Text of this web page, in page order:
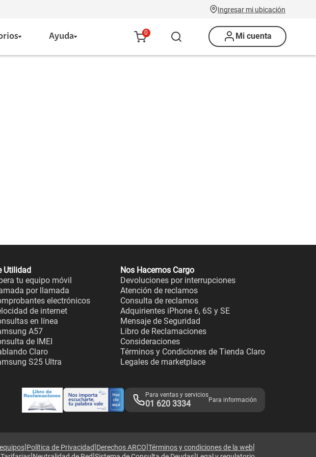
Ingresar mi ubicación
Ayuda 0 Mi cuenta
Utilidad
tu equipo móvil
por llamada
electrónicos
de internet
en línea
A57
de IMEI
Claro
S25 Ultra
Nos Hacemos Cargo
Devoluciones por interrupciones
Atención de reclamos
Consulta de reclamos
Adquirientes iPhone 6, 6S y SE
Mensaje de Seguridad
Libro de Reclamaciones
Consideraciones
Términos y Condiciones de Tienda Claro
Legales de marketplace
Para ventas y servicios
01 620 3334 Para información
|Política de Privacidad|Derechos ARCO|Términos y condiciones de la web|